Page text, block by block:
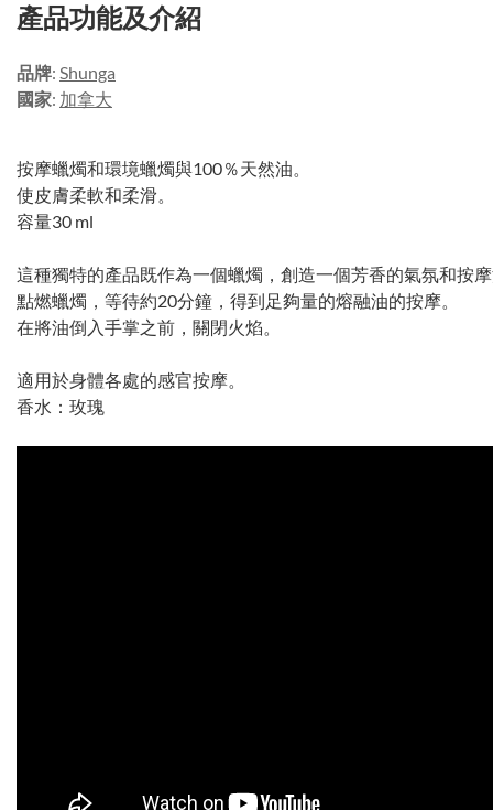
產品功能及介紹
品牌: Shunga
國家: 加拿大
按摩蠟燭和環境蠟燭與100％天然油。
使皮膚柔軟和柔滑。
容量30 ml
這種獨特的產品既作為一個蠟燭，創造一個芳香的氣氛和按
點燃蠟燭，等待約20分鐘，得到足夠量的熔融油的按摩。
在將油倒入手掌之前，關閉火焰。
適用於身體各處的感官按摩。
香水：玫瑰